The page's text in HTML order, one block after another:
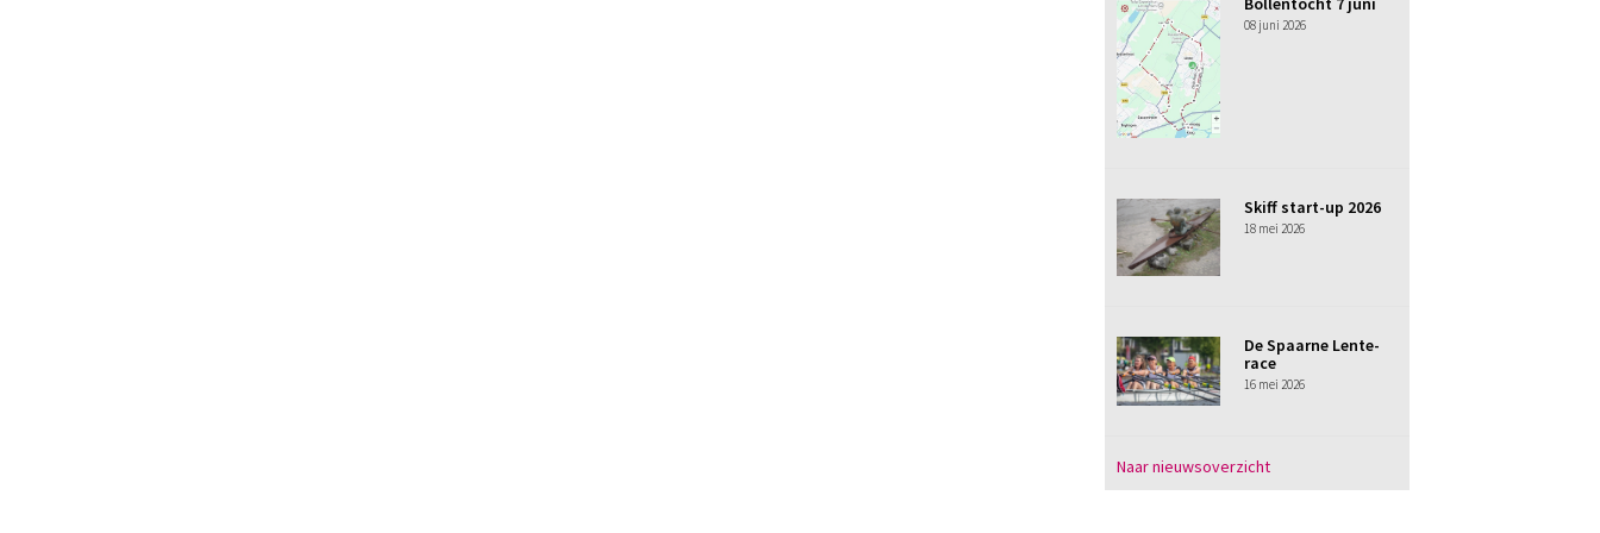
08 juni 2026
Skiff start-up 2026
18 mei 2026
De Spaarne Lente-
race
16 mei 2026
Naar nieuwsoverzicht